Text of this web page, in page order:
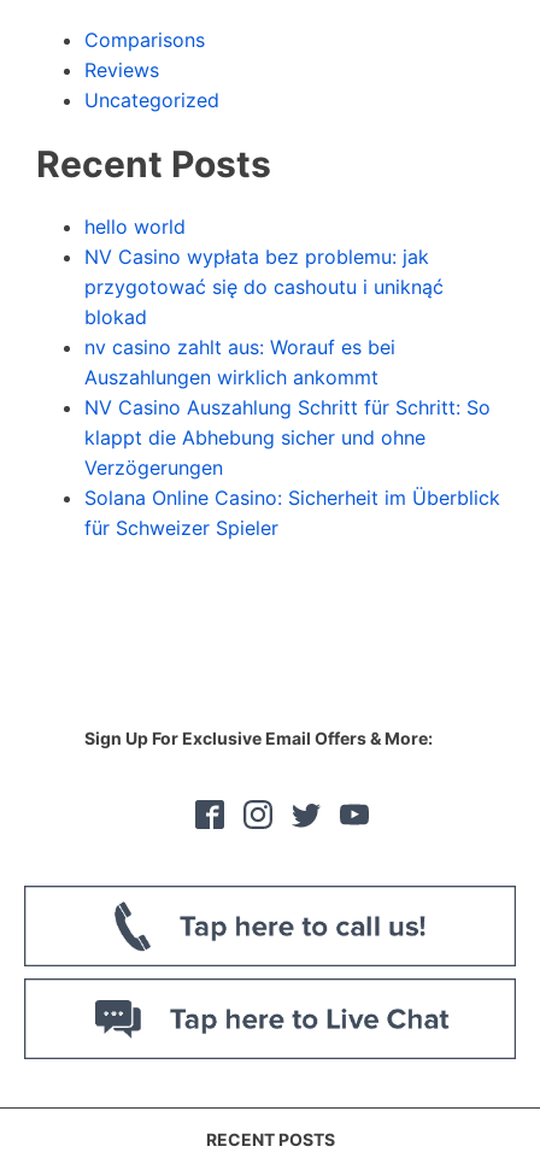
Comparisons
Reviews
Uncategorized
Recent Posts
hello world
NV Casino wypłata bez problemu: jak
przygotować się do cashoutu i uniknąć
blokad
nv casino zahlt aus: Worauf es bei
Auszahlungen wirklich ankommt
NV Casino Auszahlung Schritt für Schritt: So
klappt die Abhebung sicher und ohne
Verzögerungen
Solana Online Casino: Sicherheit im Überblick
für Schweizer Spieler
Sign Up For Exclusive Email Offers & More:
RECENT POSTS